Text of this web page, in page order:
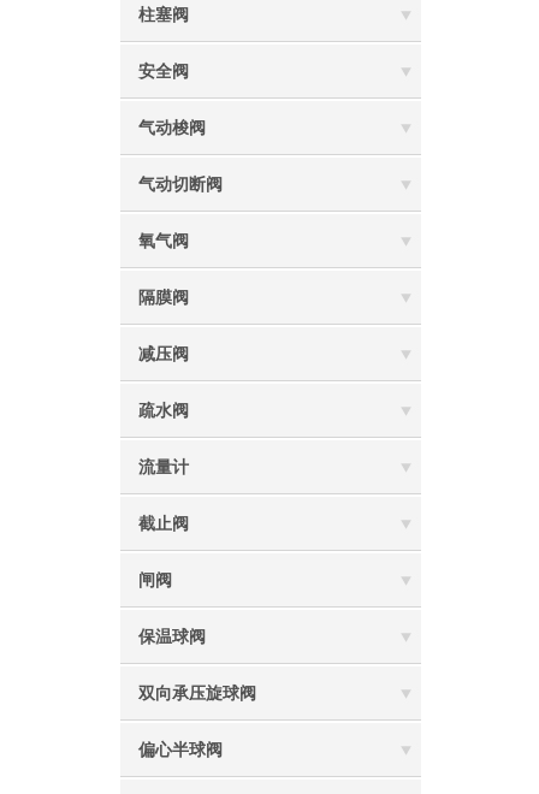
柱塞阀
安全阀
气动梭阀
气动切断阀
氧气阀
隔膜阀
减压阀
疏水阀
流量计
截止阀
闸阀
保温球阀
双向承压旋球阀
偏心半球阀